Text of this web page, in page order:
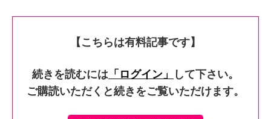
【こちらは有料記事です】
続きを読むには 「ログイン」
して下さい。
ご購読いただくと続きをご覧いただけます。